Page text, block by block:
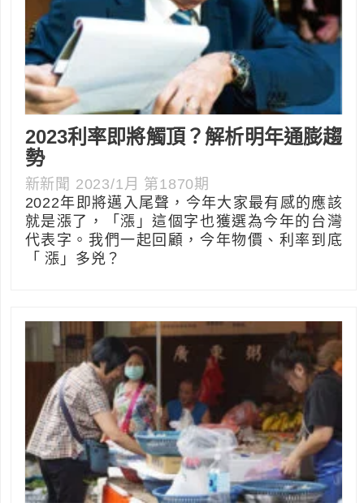
2023利率即將觸頂？解析明年通膨趨
勢
新新聞 2023/1月 第1870期
2022年即將邁入尾聲，今年大家最有感的應該
就是漲了，「漲」這個字也獲選為今年的台灣
代表字。我們一起回顧，今年物價、利率到底
「 漲」多兇？